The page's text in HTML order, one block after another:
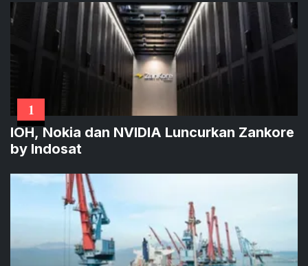
1
IOH, Nokia dan NVIDIA Luncurkan Zankore
by Indosat